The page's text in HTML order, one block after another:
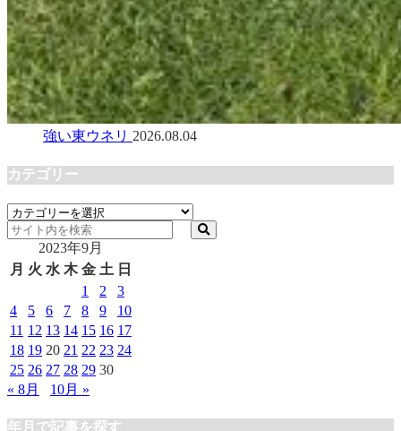
強い東ウネリ 2026.08.04
カテゴリー
カ
テ
リ
2023年9月
月 火 水 木 金 土 日
1
2
3
4
5 6 7 8 9
10
11 12 13 14 15 16 17
18 19 20 21 22 23 24
25 26 27 28 29 30
« 8月
10月 »
年月で記事を探す